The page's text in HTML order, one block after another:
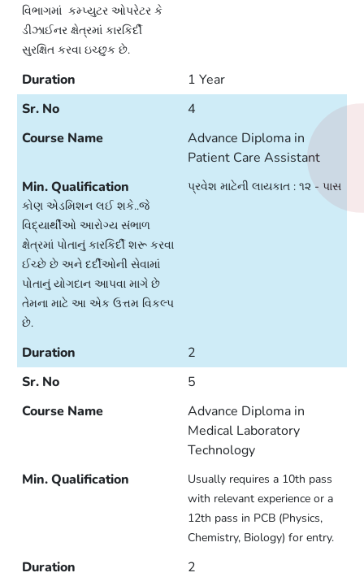
વિભાગમાં કમ્પ્યુટર ઓપરેટર કે
ડીઝાઈનર ક્ષેત્રમાં કારકિર્દી
સુરક્ષિત કરવા ઇચ્છુક છે.
1 Year
4
Advance Diploma in
Patient Care Assistant
પ્રવેશ માટેની લાયકાત : ૧૨ - પાસ
કોણ એડમિશન લઈ શકે..જે
વિદ્યાર્થીઓ આરોગ્ય સંભાળ
ક્ષેત્રમાં પોતાનું કારકિર્દી શરૂ કરવા
ઈચ્છે છે અને દર્દીઓની સેવામાં
પોતાનું યોગદાન આપવા માગે છે
તેમના માટે આ એક ઉત્તમ વિકલ્પ
છે.
2
5
Advance Diploma in
Medical Laboratory
Technology
Usually requires a 10th pass
with relevant experience or a
12th pass in PCB (Physics,
Chemistry, Biology) for entry.
2